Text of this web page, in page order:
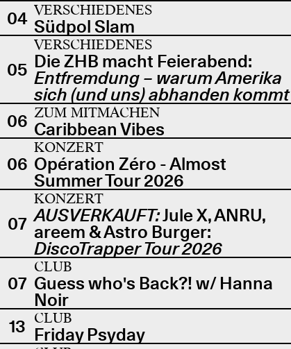
04 VERSCHIEDENES
Südpol Slam
05
VERSCHIEDENES
Die ZHB macht Feierabend:
Entfremdung – warum Amerika
sich (und uns) abhanden kommt
06 ZUM MITMACHEN
Caribbean Vibes
06
KONZERT
Opération Zéro - Almost
Summer Tour 2026
07
KONZERT
AUSVERKAUFT:Jule X, ANRU,
areem & Astro Burger:
DiscoTrapper Tour 2026
07
CLUB
Guess who's Back?! w/ Hanna
Noir
13 CLUB
Friday Psyday